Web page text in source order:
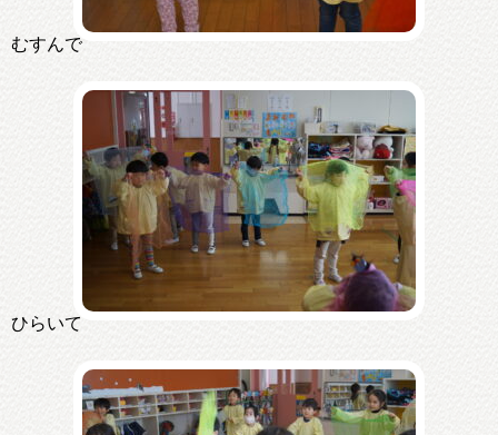
むすんで
ひらいて